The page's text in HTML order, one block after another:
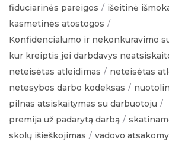
fiduciarinės pareigos
išeitinė
kasmetinės atostogos
Konfidencialumo ir nekonkuravimo
kur kreiptis jei darbdavys
neteisėtas atleidimas
neteisėtas
netesybos darbo kodeksas
pilnas atsiskaitymas su darbuotoju
premija už padarytą darbą
skolų išieškojimas
vadovo